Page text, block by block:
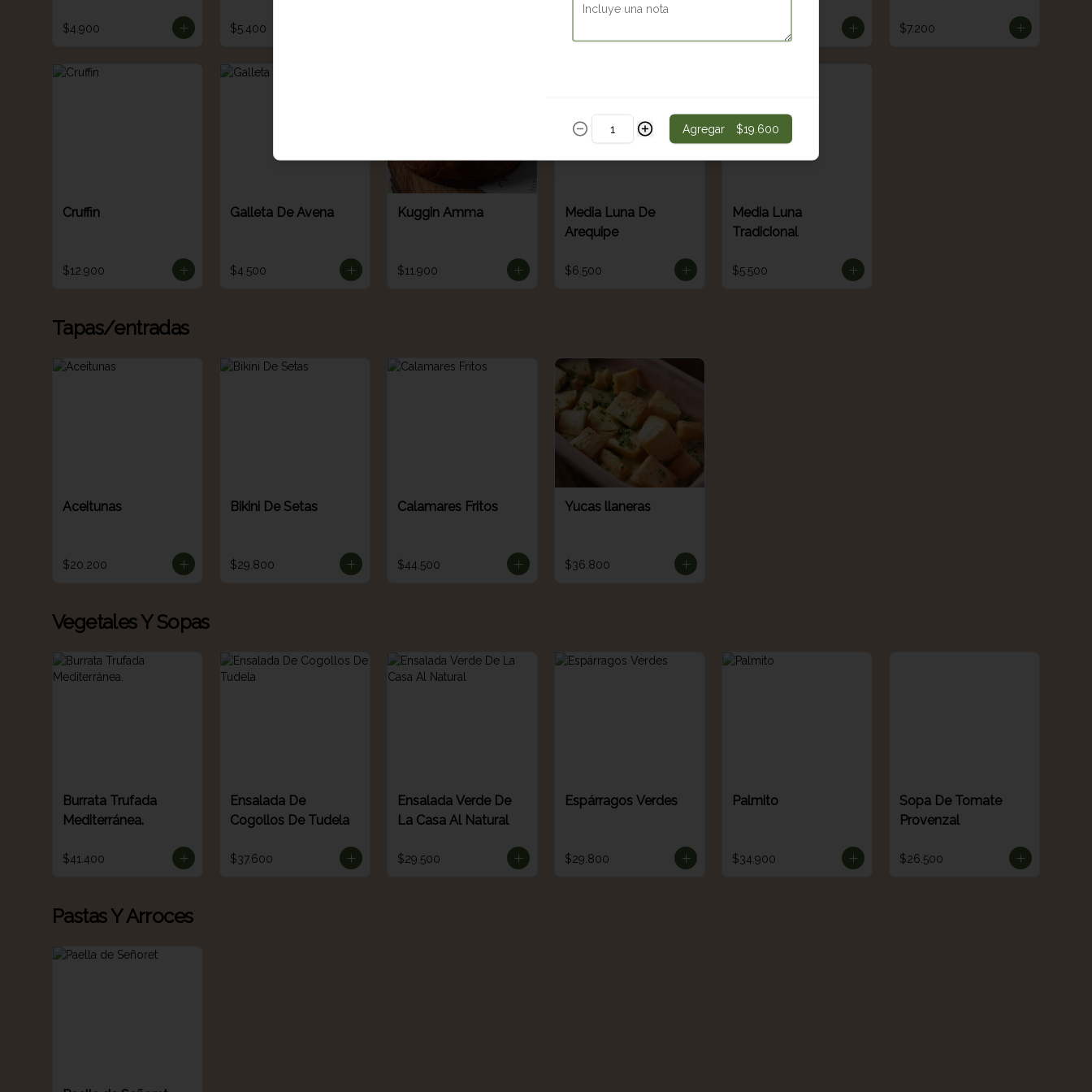
$4.900 $5.400 $7.200
Cruffin
$12.900
Galleta De Avena
$4.500
Kuggin Amma
$11.900
Media Luna De
Arequipe
$6.500
Media Luna
Tradicional
$5.500
Tapas/entradas
Aceitunas
$20.200
Bikini De Setas
$29.800
Calamares Fritos
$44.500
Yucas llaneras
$36.800
Vegetales Y Sopas
Burrata Trufada
Mediterránea.
$41.400
Ensalada De
Cogollos De Tudela
$37.600
Ensalada Verde De
La Casa Al Natural
$29.500
Espárragos Verdes
$29.800
Palmito
$34.900
Sopa De Tomate
Provenzal
$26.500
Pastas Y Arroces
Agregar $19.600